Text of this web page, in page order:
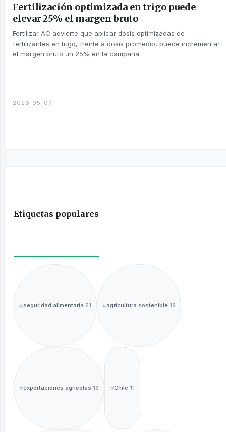
Fertilización optimizada en trigo puede
elevar 25% el margen bruto
Fertilizar AC advierte que aplicar dosis optimizadas de
fertilizantes en trigo, frente a dosis promedio, puede incrementar
el margen bruto un 25% en la campaña
2026-05-07
Etiquetas populares
seguridad alimentaria 21 agricultura sostenible 18
exportaciones agrícolas 16 Chile 11